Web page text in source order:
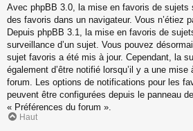
Avec phpBB 3.0, la mise en favoris de sujets
des favoris dans un navigateur. Vous n’étiez
Depuis phpBB 3.1, la mise en favoris de
surveillance d’un sujet. Vous pouvez
sujet favoris a été mis à jour. Cependant, la
également d’être notifié lorsqu’il y a une
forum. Les options de notifications pour les
peuvent être configurées depuis le panneau
« Préférences du forum ».
Haut